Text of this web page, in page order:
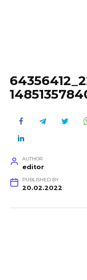
AUTHOR
editor
PUBLISHED BY
20.02.2022